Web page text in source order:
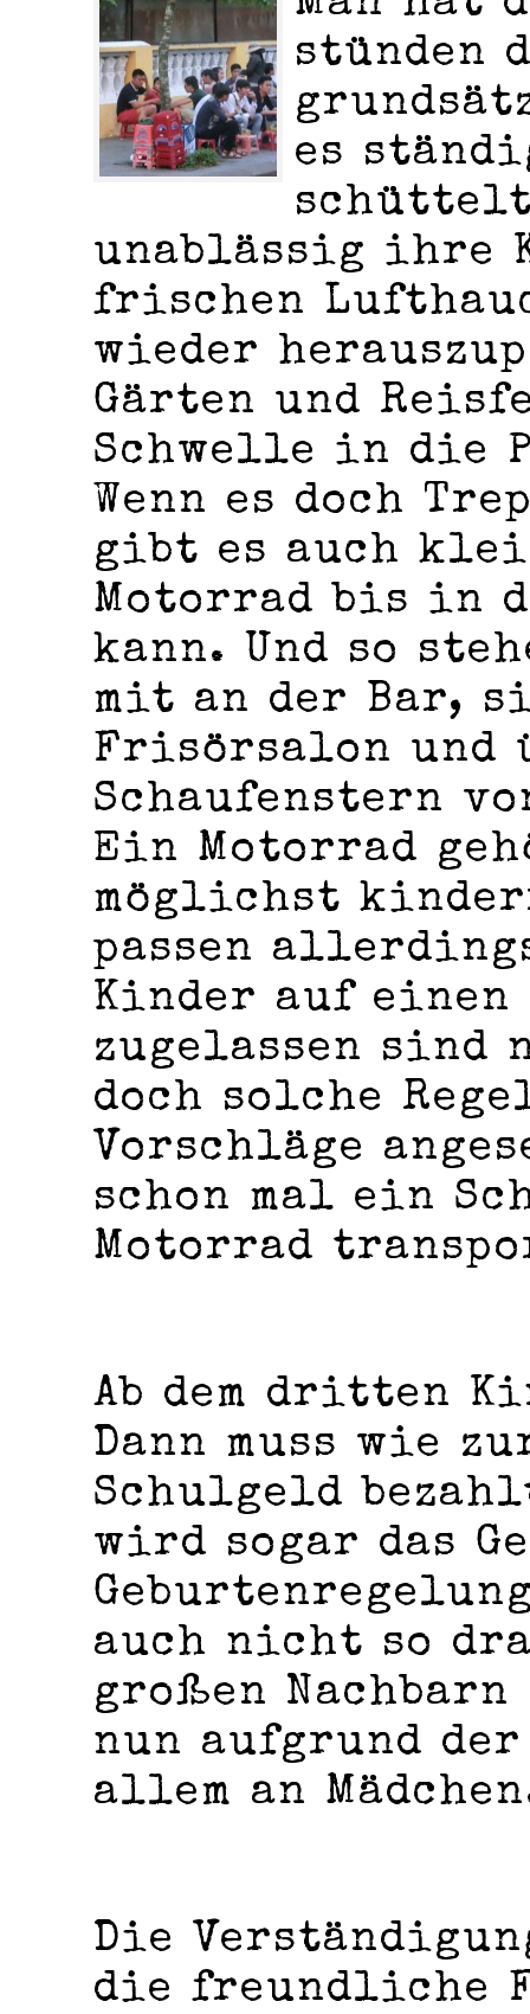
stünden
es
unablässig ihre
frischen
wieder
Gärten und
Schwelle in die
Wenn es doch
gibt es auch
Motorrad bis in
kann. Und so
mit an der Bar,
Frisörsalon und
Schaufenstern
Ein Motorrad
möglichst
passen
Kinder auf
zugelassen sind
doch solche
Vorschläge
schon mal ein
Motorrad
Ab dem dritten
Dann muss wie
Schulgeld
wird sogar das
auch nicht so
großen
nun aufgrund
allem an
Die
die freundliche